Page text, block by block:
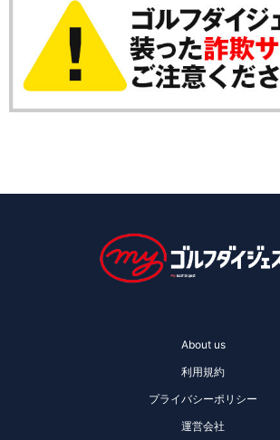
About us
利用規約
プライバシーポリシー
運営会社